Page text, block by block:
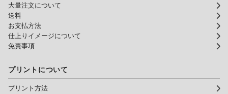
大量注文について
送料
お支払方法
仕上りイメージについて
免責事項
プリントについて
プリント方法